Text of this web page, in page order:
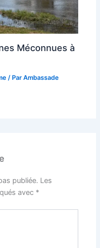
Méconnues à
/ ParAmbassade
publiée. Les
avec *